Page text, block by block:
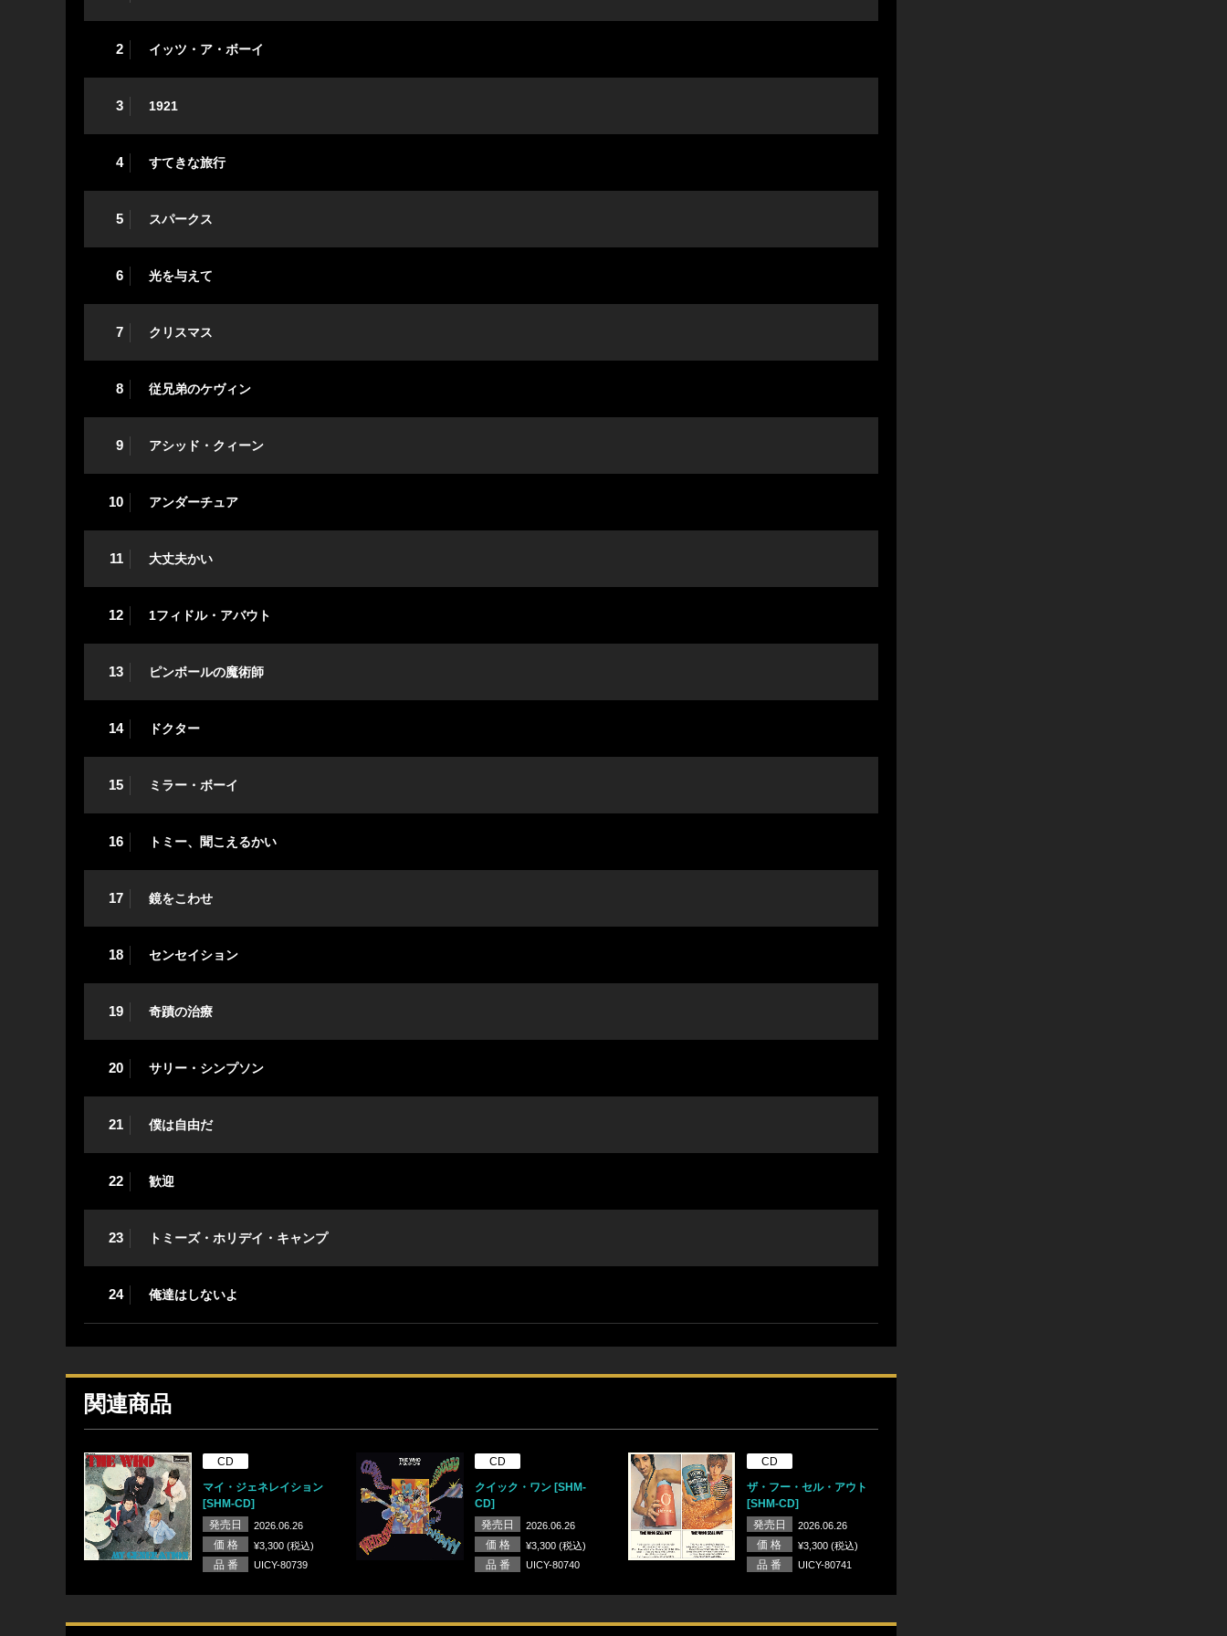
2 イッツ・ア・ボーイ
3 1921
4 すてきな旅行
5 スパークス
6 光を与えて
7 クリスマス
8 従兄弟のケヴィン
9 アシッド・クィーン
10 アンダーチュア
11 大丈夫かい
12 1フィドル・アバウト
13 ピンボールの魔術師
14 ドクター
15 ミラー・ボーイ
16 トミー、聞こえるかい
17 鏡をこわせ
18 センセイション
19 奇蹟の治療
20 サリー・シンプソン
21 僕は自由だ
22 歓迎
23 トミーズ・ホリデイ・キャンプ
24 俺達はしないよ
関連商品
CD
マイ・ジェネレイション
[SHM-CD]
発売日
2026.06.26
価 格 ¥3,300 (税込)
品 番 UICY-80739
CD
クイック・ワン [SHM-
CD]
発売日
2026.06.26
価 格 ¥3,300 (税込)
品 番 UICY-80740
CD
ザ・フー・セル・アウト
[SHM-CD]
発売日
2026.06.26
価 格 ¥3,300 (税込)
品 番 UICY-80741